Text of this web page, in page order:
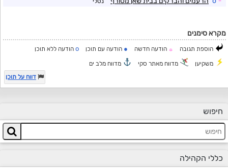
מקרא סימנים
הוספת תגובה ☼ הודעה חדשה ● הודעה עם תוכן o הודעה ללא תוכן
משקיען מדווח מאתר סקי
מדווח מלב ים
דווח על תוכן
חיפוש
כללי הקהילה